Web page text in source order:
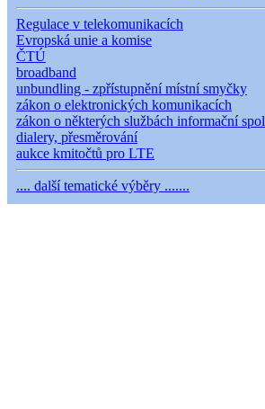
Regulace v telekomunikacích
Evropská unie a komise
ČTÚ
broadband
unbundling - zpřístupnění místní smyčky
zákon o elektronických komunikacích
zákon o některých službách informační
dialery, přesměrování
aukce kmitočtů pro LTE
.... další tematické výběry .......